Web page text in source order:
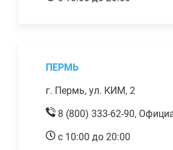
ПЕРМЬ
г. Пермь, ул. КИМ, 2
8 (800) 333-62-90,
с 10:00 до 20:00